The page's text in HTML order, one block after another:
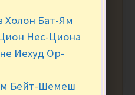
(2,5)
Холон Бат-Ям
Нес-Циона
Иехуд Ор-
Бейт-Шемеш